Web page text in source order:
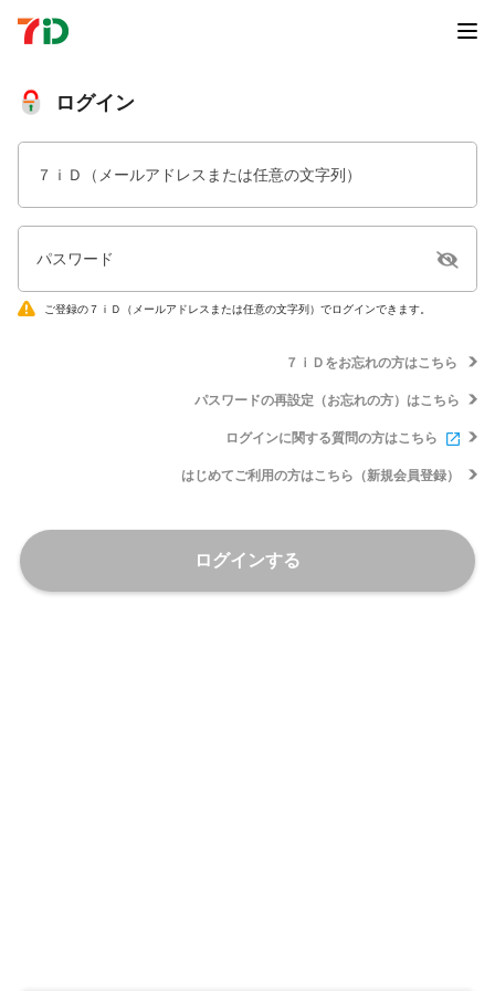
ログイン
７ｉＤ（メールアドレスまたは任意の文字列）
パスワード
ご登録の７ｉＤ（メールアドレスまたは任意の文字列）でログインできます。
７ｉＤをお忘れの方はこちら
パスワードの再設定（お忘れの方）はこちら
ログインに関する質問の方はこちら
はじめてご利用の方はこちら（新規会員登録）
ログインする